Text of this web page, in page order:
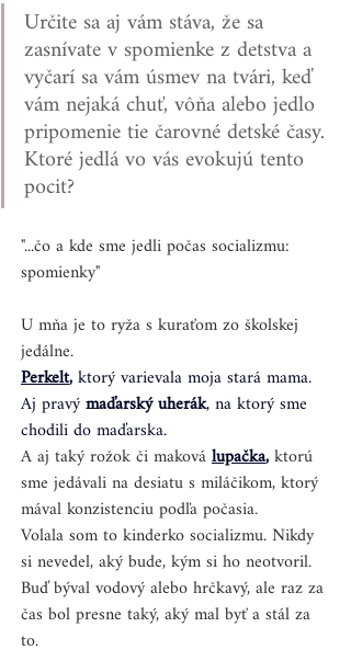
Určite sa aj vám stáva, že sa
zasnívate v spomienke z detstva a
vyčarí sa vám úsmev na tvári, keď
vám nejaká chuť, vôňa alebo jedlo
pripomenie tie čarovné detské časy.
Ktoré jedlá vo vás evokujú tento
pocit?
"...čo a kde sme jedli počas socializmu:
spomienky"
U mňa je to ryža s kuraťom zo školskej
jedálne.
Perkelt, ktorý varievala moja stará mama.
Aj pravý maďarský uherák, na ktorý sme
chodili do maďarska.
A aj taký rožok či maková lupačka, ktorú
sme jedávali na desiatu s miláčikom, ktorý
mával konzistenciu podľa počasia.
Volala som to kinderko socializmu. Nikdy
si nevedel, aký bude, kým si ho neotvoril.
Buď býval vodový alebo hrčkavý, ale raz za
čas bol presne taký, aký mal byť a stál za
to.